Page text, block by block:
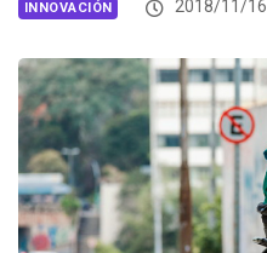
INNOVACIÓN 2018/11/16